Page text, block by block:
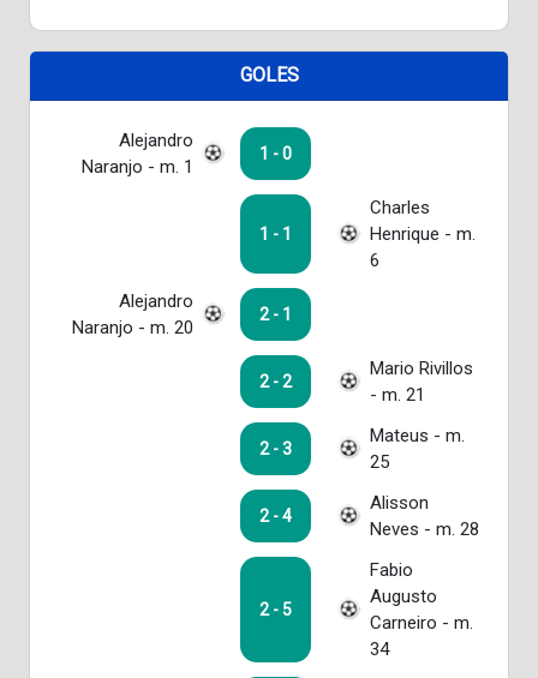
GOLES
Alejandro
Naranjo - m. 1
1 - 0
1 - 1
Charles
Henrique - m.
6
Alejandro
Naranjo - m. 20
2 - 1
2 - 2
Mario Rivillos
- m. 21
2 - 3
Mateus - m.
25
2 - 4
Alisson
Neves - m. 28
2 - 5
Fabio
Augusto
Carneiro - m.
34